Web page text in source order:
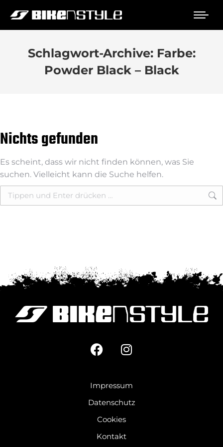
Schlagwort-Archive: Farbe:
Powder Black – Black
Nichts gefunden
Es scheint, dass wir nicht finden können, was Sie
suchen. Vielleicht kann die Suche helfen.
Impressum
Datenschutz
Cookies
Kontakt